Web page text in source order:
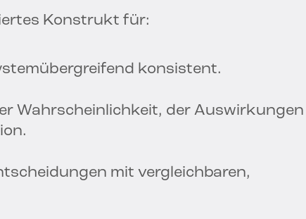
Konstrukt für:
konsistent.
Wahrscheinlichkeit, der Auswirkungen
mit vergleichbaren,